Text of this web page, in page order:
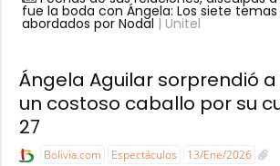
fue la boda con Ángela: Los siete
abordados por Nodal | Unitel
Ángela Aguilar sorprendió
un costoso caballo por su
27
Bolivia.com Espectáculos 13/Ene/2026